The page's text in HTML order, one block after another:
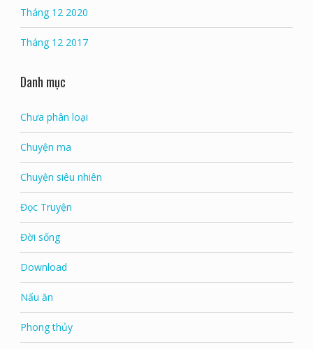
Tháng 12 2020
Tháng 12 2017
Danh mục
Chưa phân loại
Chuyện ma
Chuyện siêu nhiên
Đọc Truyện
Đời sống
Download
Nấu ăn
Phong thủy